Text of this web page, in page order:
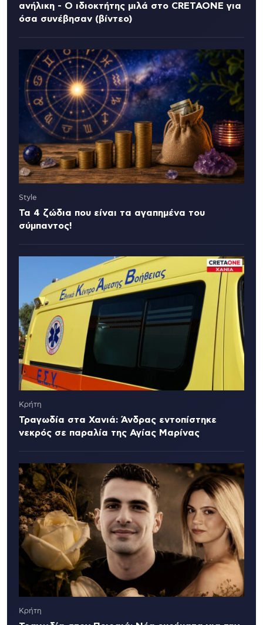
ανήλικη - Ο ιδιοκτήτης μιλά στο CRETAONE για
όσα συνέβησαν (βίντεο)
Style
Τα 4 ζώδια που είναι τα αγαπημένα του
σύμπαντος!
Κρήτη
Τραγωδία στα Χανιά: Άνδρας εντοπίστηκε
νεκρός σε παραλία της Αγίας Μαρίνας
Κρήτη